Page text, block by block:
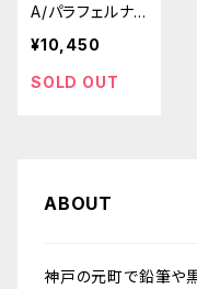
A/パラフェルナリ
ア】LINEA / 2ミ
リ芯ホルダー
(ブラック)
¥10,450
SOLD OUT
ABOUT
神戸の元町で鉛筆や